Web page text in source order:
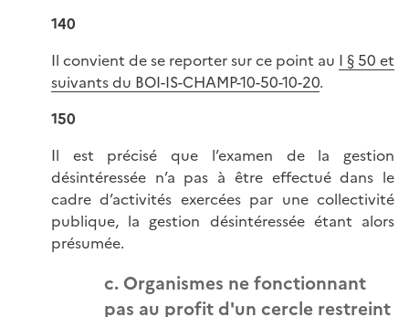
140
Il convient de se reporter sur ce point au I § 50 et
suivants du BOI-IS-CHAMP-10-50-10-20.
150
Il est précisé que l’examen de la gestion
désintéressée n’a pas à être effectué dans le
cadre d’activités exercées par une collectivité
publique, la gestion désintéressée étant alors
présumée.
c. Organismes ne fonctionnant
pas au profit d'un cercle restreint